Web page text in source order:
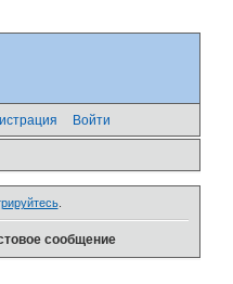
Войти
.
сообщение